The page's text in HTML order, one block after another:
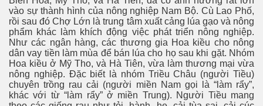
vào sự thành hình của nông nghiệp Nam Bộ. Cù Lao Phố,
rồi sau đó Chợ Lớn là trung tâm xuất cảng lúa gạo và nông
phẩm khác làm khích động việc phát triển nông nghiệp.
Như các ngân hàng, các thương gia Hoa kiều cho nông
dân vay tiền làm mùa để bán lúa cho họ sau khi gặt. Nhóm
Hoa kiều ở Mỹ Tho, và Hà Tiên, vừa làm thương mại vừa
nông nghiệp. Đặc biết là nhóm Triều Châu (người Tiều)
chuyên trồng rau cải (người miền Nam gọi là “làm rẩy”,
khác với từ “làm rẩy” ở miền Trung). Người Tiều mang